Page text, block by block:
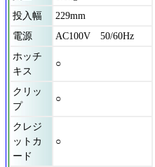
投入幅
229mm
電源
AC100V 50/60Hz
ホッチ
キス
○
クリッ
プ
○
クレジ
ットカ
ード
○